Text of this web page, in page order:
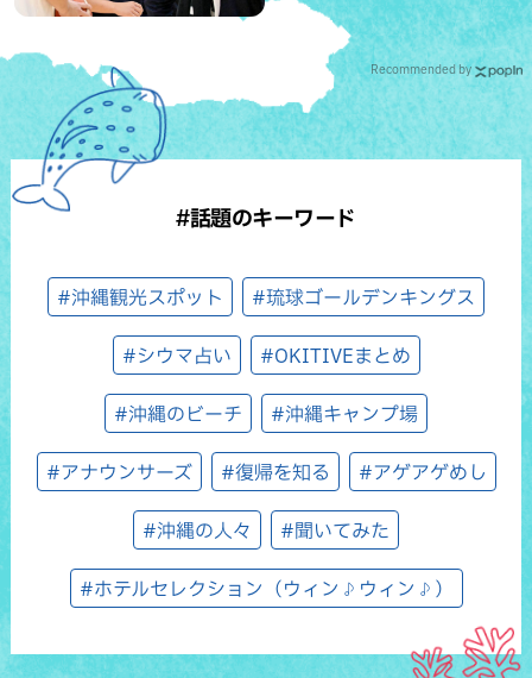
Recommended by
#話題のキーワード
#沖縄観光スポット #琉球ゴールデンキングス
#シウマ占い #OKITIVEまとめ
#沖縄のビーチ #沖縄キャンプ場
#アナウンサーズ #復帰を知る #アゲアゲめし
#沖縄の人々 #聞いてみた
#ホテルセレクション（ウィン♪ウィン♪）